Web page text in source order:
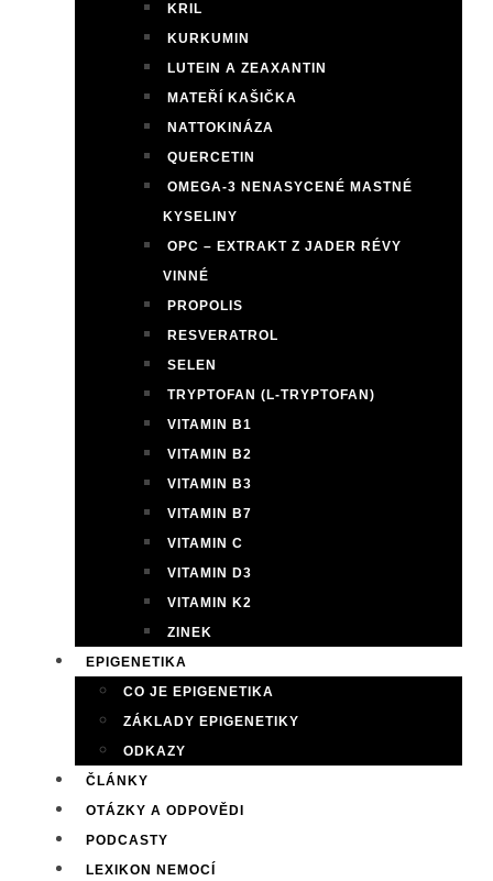
KRIL
KURKUMIN
LUTEIN A ZEAXANTIN
MATEŘÍ KAŠIČKA
NATTOKINÁZA
QUERCETIN
OMEGA-3 NENASYCENÉ MASTNÉ
KYSELINY
OPC – EXTRAKT Z JADER RÉVY
VINNÉ
PROPOLIS
RESVERATROL
SELEN
TRYPTOFAN (L-TRYPTOFAN)
VITAMIN B1
VITAMIN B2
VITAMIN B3
VITAMIN B7
VITAMIN C
VITAMIN D3
VITAMIN K2
ZINEK
EPIGENETIKA
CO JE EPIGENETIKA
ZÁKLADY EPIGENETIKY
ODKAZY
ČLÁNKY
OTÁZKY A ODPOVĚDI
PODCASTY
LEXIKON NEMOCÍ